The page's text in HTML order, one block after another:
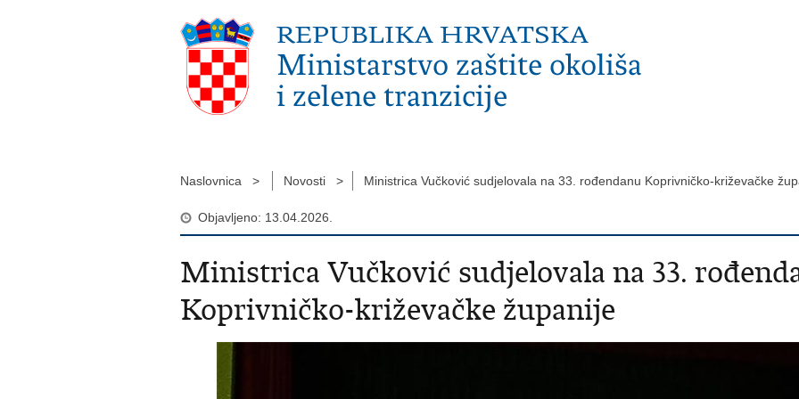
Naslovnica > Novosti > Ministrica Vučković sudjelovala na 33. rođendanu Koprivničko-križevačke
Objavljeno: 13.04.2026.
Ministrica Vučković sudjelovala na 33.
Koprivničko-križevačke županije